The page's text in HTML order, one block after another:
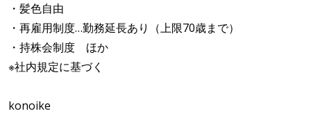
・髪色自由
・再雇用制度…勤務延長あり（上限70歳まで）
・持株会制度 ほか
※社内規定に基づく
konoike